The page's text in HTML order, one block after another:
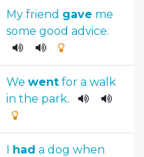
My friend gave me
some good advice.
We went for a walk
in the park.
I had a dog when